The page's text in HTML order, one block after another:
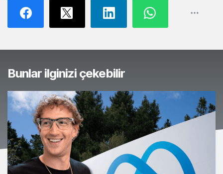
Bunlar ilginizi çekebilir